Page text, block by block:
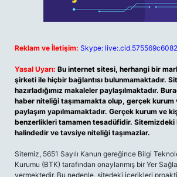
Reklam ve İletişim: Skype:
Yasal Uyarı: Bu internet sitesi, herhangi bir
şirketi ile hiçbir bağlantısı bulunmamaktadır.
hazırladığımız makaleler paylaşılmaktadır.
haber niteliği taşımamakta olup, gerçek kurum
paylaşım yapılmamaktadır. Gerçek kurum ve
benzerlikleri tamamen tesadüfidir.
halindedir ve tavsiye niteliği taşımazlar.
Sitemiz, 5651 Sayılı Kanun gereğince Bilgi
Kurumu (BTK) tarafından onaylanmış bir Yer
vermektedir. Bu nedenle, sitedeki içerikleri